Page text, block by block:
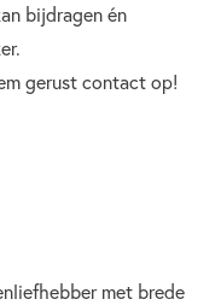
bijdragen én
gerust contact op!
met brede